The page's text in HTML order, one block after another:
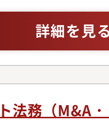
ださい。（希望業務
はありません）【対
発電プラント、バ
処理プラント、ガ
梁などの公共工事
ど、幅広い案件に対
いながら多様な経
詳細を見
法務（M&A